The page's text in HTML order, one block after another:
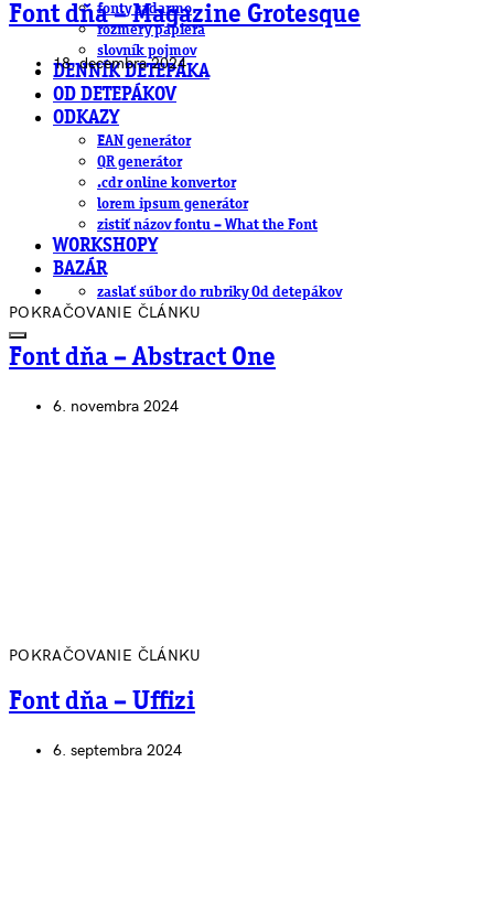
fonty zadarmo
rozmery papiera
slovník pojmov
DENNÍK DETEPÁKA
OD DETEPÁKOV
ODKAZY
EAN generátor
QR generátor
.cdr online konvertor
lorem ipsum generátor
zistiť názov fontu – What the Font
WORKSHOPY
BAZÁR
zaslať súbor do rubriky Od detepákov
Font dňa – Magazine Grotesque
18. decembra 2024
POKRAČOVANIE ČLÁNKU
Font dňa – Abstract One
6. novembra 2024
POKRAČOVANIE ČLÁNKU
Font dňa – Uffizi
6. septembra 2024